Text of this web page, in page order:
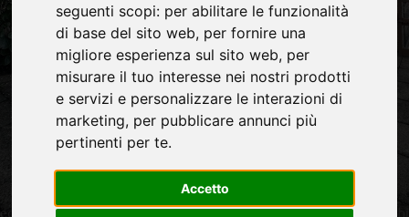
seguenti scopi: per abilitare le funzionalità
di base del sito web, per fornire una
migliore esperienza sul sito web, per
misurare il tuo interesse nei nostri prodotti
e servizi e personalizzare le interazioni di
marketing, per pubblicare annunci più
pertinenti per te.
Accetto